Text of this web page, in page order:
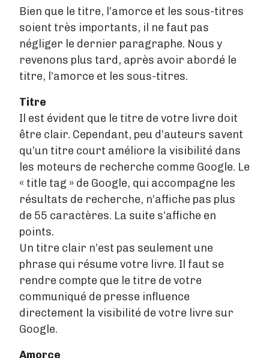
Bien que le titre, l’amorce et les sous-titres
soient très importants, il ne faut pas
négliger le dernier paragraphe. Nous y
revenons plus tard, après avoir abordé le
titre, l’amorce et les sous-titres.
Titre
Il est évident que le titre de votre livre doit
être clair. Cependant, peu d’auteurs savent
qu’un titre court améliore la visibilité dans
les moteurs de recherche comme Google. Le
« title tag » de Google, qui accompagne les
résultats de recherche, n’affiche pas plus
de 55 caractères. La suite s’affiche en
points.
Un titre clair n’est pas seulement une
phrase qui résume votre livre. Il faut se
rendre compte que le titre de votre
communiqué de presse influence
directement la visibilité de votre livre sur
Google.
Amorce